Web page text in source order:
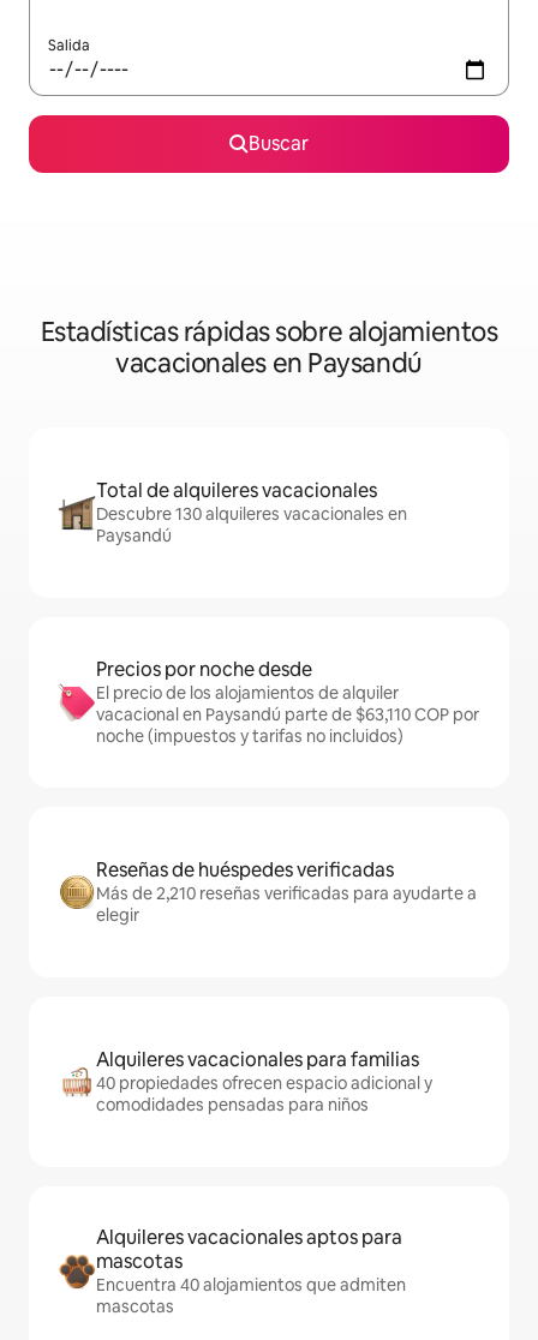
Salida
Buscar
Estadísticas rápidas sobre alojamientos
vacacionales en Paysandú
Total de alquileres vacacionales
Descubre 130 alquileres vacacionales en
Paysandú
Precios por noche desde
El precio de los alojamientos de alquiler
vacacional en Paysandú parte de $63,110 COP por
noche (impuestos y tarifas no incluidos)
Reseñas de huéspedes verificadas
Más de 2,210 reseñas verificadas para ayudarte a
elegir
Alquileres vacacionales para familias
40 propiedades ofrecen espacio adicional y
comodidades pensadas para niños
Alquileres vacacionales aptos para
mascotas
Encuentra 40 alojamientos que admiten
mascotas